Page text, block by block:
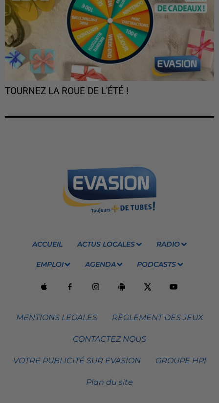
TOURNEZ LA ROUE DE L'ÉTÉ !
ACCUEIL ACTUS LOCALES RADIO
EMPLOI AGENDA PODCASTS
MENTIONS LEGALES RÈGLEMENT DES JEUX
CONTACTEZ NOUS
VOTRE PUBLICITÉ SUR EVASION GROUPE HPI
Plan du site